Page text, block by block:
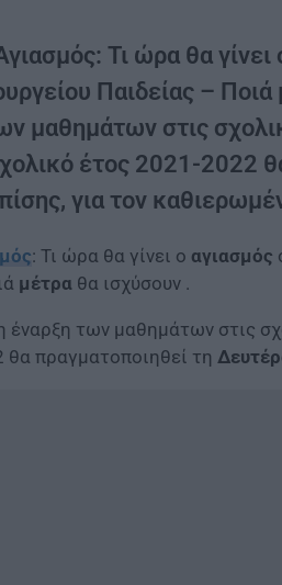
Τι ώρα θα
Παιδείας –
μαθημάτων στις
έτος 2021-2022
για τον
: Τι ώρα θα γίνει ο αγιασμός
μέτρα θα ισχύσουν .
έναρξη των μαθημάτων στις
πραγματοποιηθεί τη